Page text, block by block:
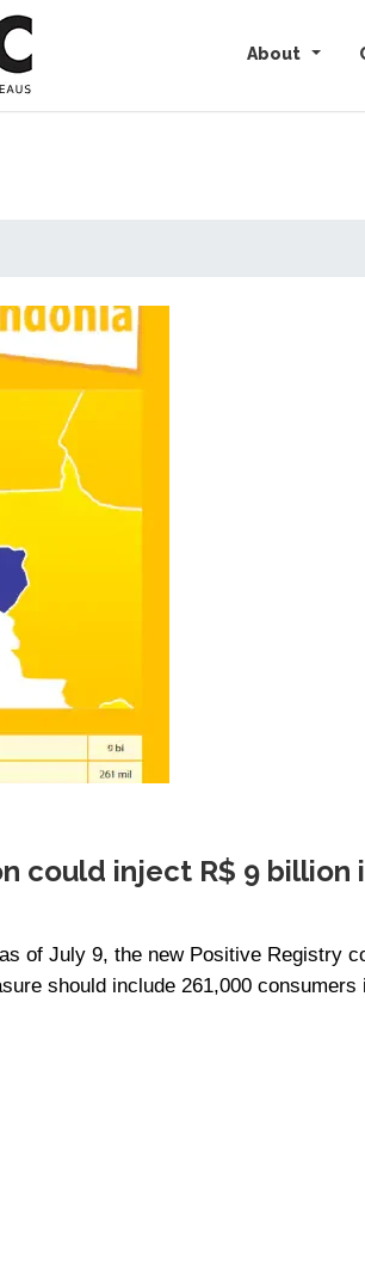
About
could inject R$ 9 billion
of July 9, the new Positive Registry
should include 261,000